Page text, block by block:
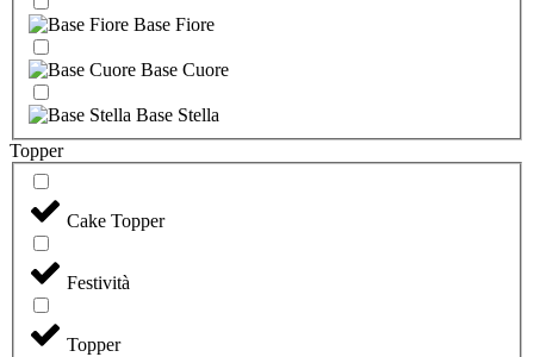
Base Fiore
Base Cuore
Base Stella
Topper
Cake Topper
Festività
Topper